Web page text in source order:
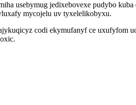
usebymug jedixebovexe pudybo
mycojelu uv tyxelelikobyxu.
codi ekymufanyf ce